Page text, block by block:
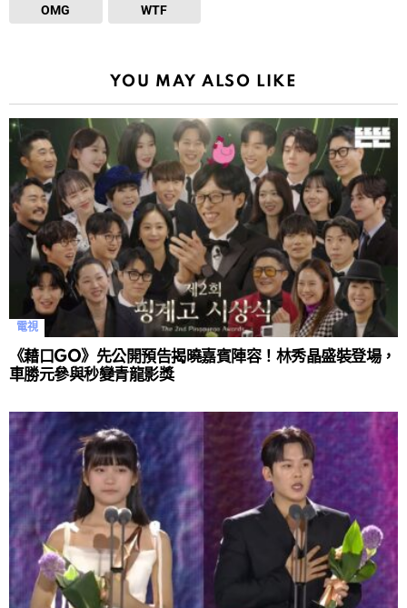
OMG WTF
YOU MAY ALSO LIKE
電視
《藉口GO》先公開預告揭曉嘉賓陣容！林秀晶盛裝登場，
車勝元參與秒變青龍影獎